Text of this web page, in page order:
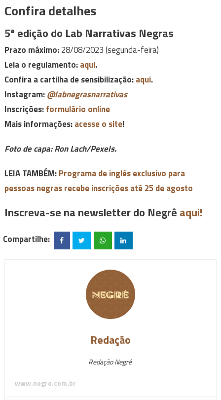
Confira detalhes
5ª edição do Lab Narrativas Negras
Prazo máximo:28/08/2023 (segunda-feira)
Leia o regulamento:aqui.
Confira a cartilha de sensibilização:aqui.
Instagram:@labnegrasnarrativas
Inscrições:formulário online
Mais informações:acesse o site!
Foto de capa: Ron Lach/Pexels.
LEIA TAMBÉM:Programa de inglês exclusivo para
pessoas negras recebe inscrições até 25 de agosto
Inscreva-se na newsletter do Negrê aqui!
Compartilhe:
Redação
Redação Negrê
www.negre.com.br